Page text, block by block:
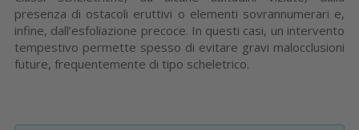
presenza di ostacoli eruttivi o elementi sovrannumerari e,
infine, dall’esfoliazione precoce. In questi casi, un intervento
tempestivo permette spesso di evitare gravi malocclusioni
future, frequentemente di tipo scheletrico.